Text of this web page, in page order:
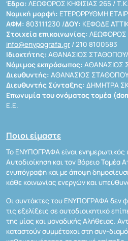
Έδρα: ΛΕΩΦΟΡΟΣ ΚΗΦΙΣΙΑΣ 265 / Τ.Κ.
Νομική μορφή: ΕΤΕΡΟΡΡΥΘΜΗ
ΑΦΜ: 803111230 /ΔΟΥ: ΚΕΦΟΔΕ
Στοιχεία επικοινωνίας: ΛΕΩΦΟΡΟΣ
info@enypografa.gr / 210 8100583
Ιδιοκτήτης: ΑΘΑΝΑΣΙΟΣ
Νόμιμος εκπρόσωπος: ΑΘΑΝΑΣΙΟΣ
Διευθυντής: ΑΘΑΝΑΣΙΟΣ
Διευθυντής Σύνταξης: ΔΗΜΗΤΡΑ
Επωνυμία του ονόματος τομέα
Ε.Ε.
Ποιοι είμαστε
Το ΕΝΥΠΟΓΡΑΦΑ είναι ενημερωτικός
Αυτοδιοίκηση και τον Βόρειο Τομέα
ενυπόγραφη και με άποψη
κάθε κοινωνίας ενεργών και
Οι συντάκτες του ΕΝΥΠΟΓΡΑΦΑ δεν
τις εξελίξεις σε αυτοδιοικητικό
της μίας και μοναδικής Αλήθειας.
καταστούν συμμέτοχοι στη συν-